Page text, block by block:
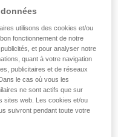
utilisons des cookies et/ou
fonctionnement de notre
et pour analyser notre
quant à votre navigation
publicitaires et de réseaux
le cas où vous les
ne sont actifs que sur
sites web. Les cookies et/ou
suivront pendant toute votre